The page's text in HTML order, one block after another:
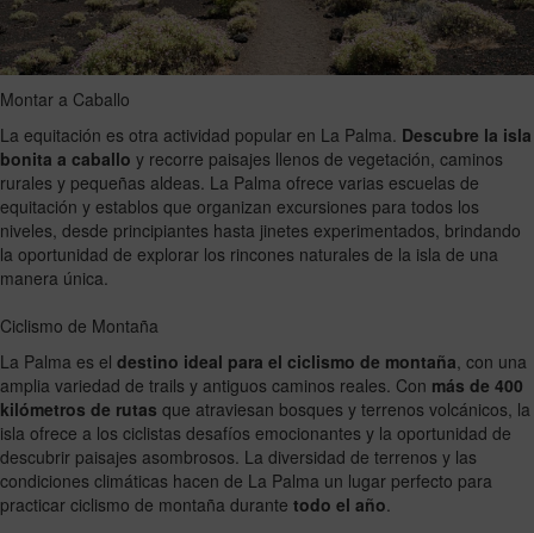
Montar a Caballo
La equitación es otra actividad popular en La Palma. Descubre la isla
bonita a caballo y recorre paisajes llenos de vegetación, caminos
rurales y pequeñas aldeas. La Palma ofrece varias escuelas de
equitación y establos que organizan excursiones para todos los
niveles, desde principiantes hasta jinetes experimentados, brindando
la oportunidad de explorar los rincones naturales de la isla de una
manera única.
Ciclismo de Montaña
La Palma es el destino ideal para el ciclismo de montaña, con una
amplia variedad de trails y antiguos caminos reales. Con más de 400
kilómetros de rutas que atraviesan bosques y terrenos volcánicos, la
isla ofrece a los ciclistas desafíos emocionantes y la oportunidad de
descubrir paisajes asombrosos. La diversidad de terrenos y las
condiciones climáticas hacen de La Palma un lugar perfecto para
practicar ciclismo de montaña durante todo el año.